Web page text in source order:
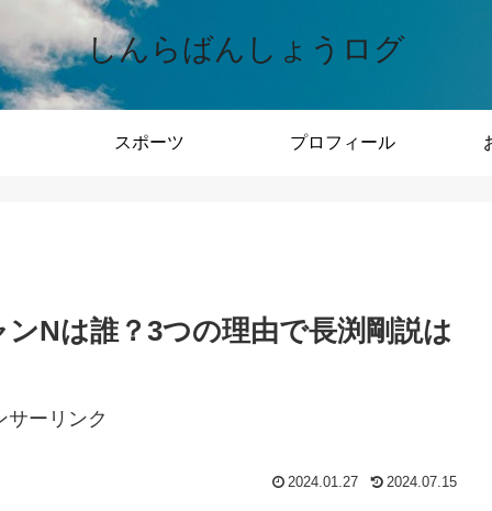
しんらばんしょうログ
スポーツ プロフィール
Nは誰？3つの理由で長渕剛説は
サーリンク
2024.01.27 2024.07.15